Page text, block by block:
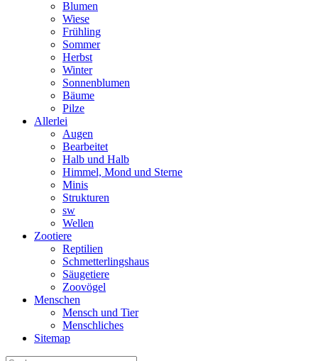
Blumen
Wiese
Frühling
Sommer
Herbst
Winter
Sonnenblumen
Bäume
Pilze
Allerlei
Augen
Bearbeitet
Halb und Halb
Himmel, Mond und Sterne
Minis
Strukturen
sw
Wellen
Zootiere
Reptilien
Schmetterlingshaus
Säugetiere
Zoovögel
Menschen
Mensch und Tier
Menschliches
Sitemap